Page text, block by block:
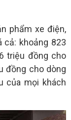
phẩm xe điện,
cả: khoảng 823
triệu đồng cho
đồng cho dòng
của mọi khách